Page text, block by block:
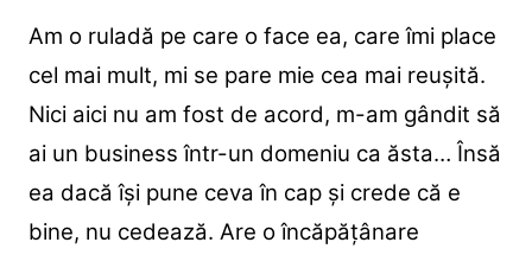
Am o ruladă pe care o face ea, care îmi place
cel mai mult, mi se pare mie cea mai reușită.
Nici aici nu am fost de acord, m-am gândit să
ai un business într-un domeniu ca ăsta… Însă
ea dacă își pune ceva în cap și crede că e
bine, nu cedează. Are o încăpățânare